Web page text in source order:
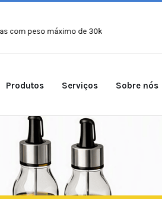
de 30kg para compras a partir de
Produtos Serviços Sobre nós